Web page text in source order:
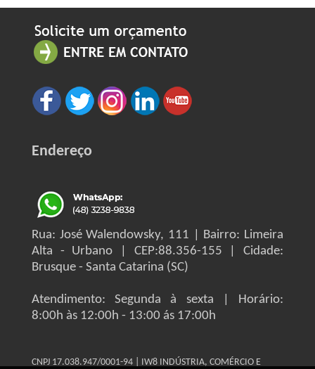
Endereço
Rua: José Walendowsky, 111 | Bairro: Limeira
Alta - Urbano | CEP:88.356-155 | Cidade:
Brusque - Santa Catarina (SC)
Atendimento: Segunda à sexta | Horário:
8:00h às 12:00h - 13:00 ás 17:00h
CNPJ 17.038.947/0001-94 | IW8 INDÚSTRIA, COMÉRCIO E